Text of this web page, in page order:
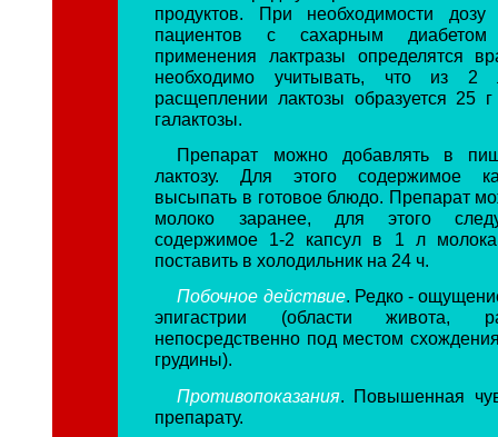
продуктов. При необходимости дозу
пациентов с сахарным диабетом
применения лактразы определятся
необходимо учитывать, что из
расщеплении лактозы образуется 25
галактозы.
Препарат можно добавлять в
лактозу. Для этого содержимое
высыпать в готовое блюдо. Препарат
молоко заранее, для этого
содержимое 1-2 капсул в 1 л
поставить в холодильник на 24 ч.
Побочное действие. Редко -
эпигастрии (области живота,
непосредственно под местом
грудины).
Противопоказания. Повышенная
препарату.